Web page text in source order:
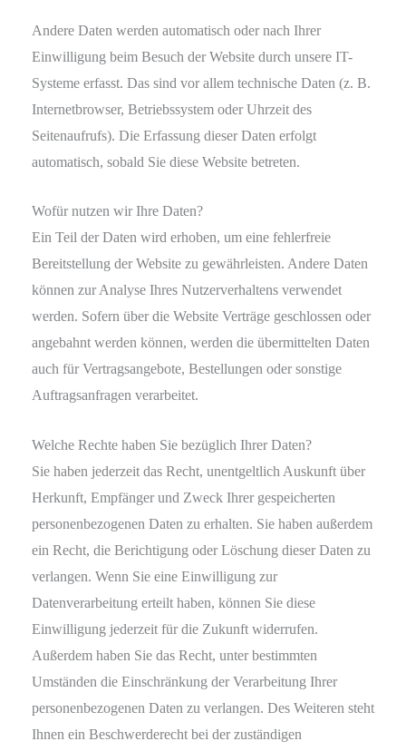
Andere Daten werden automatisch oder nach Ihrer
Einwilligung beim Besuch der Website durch unsere IT-
Systeme erfasst. Das sind vor allem technische Daten (z. B.
Internetbrowser, Betriebssystem oder Uhrzeit des
Seitenaufrufs). Die Erfassung dieser Daten erfolgt
automatisch, sobald Sie diese Website betreten.
Wofür nutzen wir Ihre Daten?
Ein Teil der Daten wird erhoben, um eine fehlerfreie
Bereitstellung der Website zu gewährleisten. Andere Daten
können zur Analyse Ihres Nutzerverhaltens verwendet
werden. Sofern über die Website Verträge geschlossen oder
angebahnt werden können, werden die übermittelten Daten
auch für Vertragsangebote, Bestellungen oder sonstige
Auftragsanfragen verarbeitet.
Welche Rechte haben Sie bezüglich Ihrer Daten?
Sie haben jederzeit das Recht, unentgeltlich Auskunft über
Herkunft, Empfänger und Zweck Ihrer gespeicherten
personenbezogenen Daten zu erhalten. Sie haben außerdem
ein Recht, die Berichtigung oder Löschung dieser Daten zu
verlangen. Wenn Sie eine Einwilligung zur
Datenverarbeitung erteilt haben, können Sie diese
Einwilligung jederzeit für die Zukunft widerrufen.
Außerdem haben Sie das Recht, unter bestimmten
Umständen die Einschränkung der Verarbeitung Ihrer
personenbezogenen Daten zu verlangen. Des Weiteren steht
Ihnen ein Beschwerderecht bei der zuständigen